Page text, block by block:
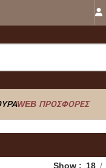
WEB ΠΡΟΣΦΟΡΕΣ
Show 18